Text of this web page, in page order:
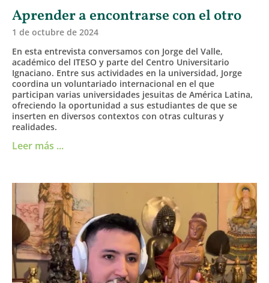
Aprender a encontrarse con el otro
1 de octubre de 2024
En esta entrevista conversamos con Jorge del Valle,
académico del ITESO y parte del Centro Universitario
Ignaciano. Entre sus actividades en la universidad, Jorge
coordina un voluntariado internacional en el que
participan varias universidades jesuitas de América Latina,
ofreciendo la oportunidad a sus estudiantes de que se
inserten en diversos contextos con otras culturas y
realidades.
Leer más ...